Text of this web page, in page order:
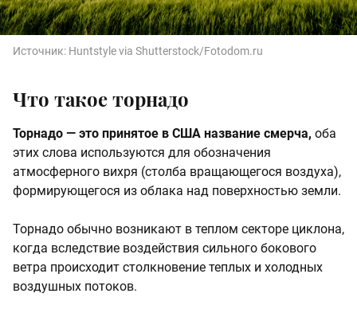
Источник: Huntstyle via Shutterstock/Fotodom.ru
Что такое торнадо
Торнадо — это принятое в США название смерча, оба
этих слова используются для обозначения
атмосферного вихря (столба вращающегося воздуха),
формирующегося из облака над поверхностью земли.
Торнадо обычно возникают в теплом секторе циклона,
когда вследствие воздействия сильного бокового
ветра происходит столкновение теплых и холодных
воздушных потоков.